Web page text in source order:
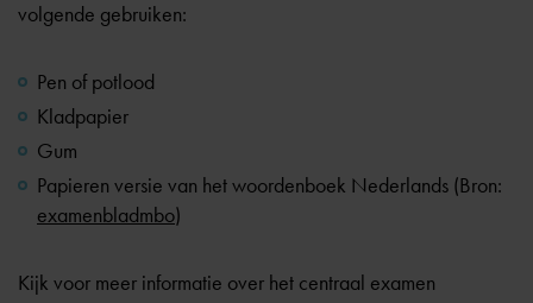
volgende gebruiken:
Pen of potlood
Kladpapier
Gum
Papieren versie van het woordenboek Nederlands (Bron:
examenbladmbo)
Kijk voor meer informatie over het centraal examen